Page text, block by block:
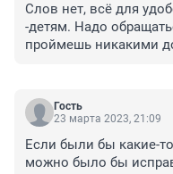
Слов нет, всё для
-детям. Надо
проймешь никакими
Гость
23 марта 2023, 21:09
Если были бы какие-
можно было бы